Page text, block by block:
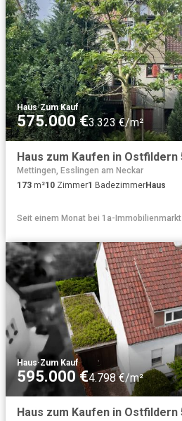
Haus·Zum Kauf
575.000 €3.323 €/m²
Mettingen, Esslingen am Neckar
173 m²10 Zimmer1 BadezimmerHaus
Seit einem Monat bei 1a-Immobilienmarkt
Haus·Zum Kauf
595.000 €4.798 €/m²